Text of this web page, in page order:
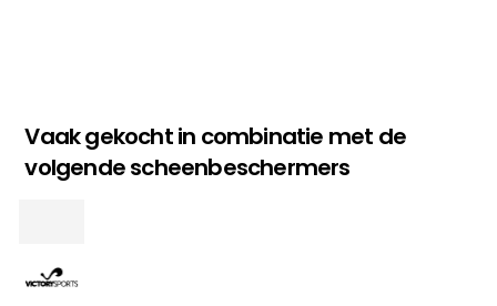
Vaak gekocht in combinatie met de
volgende scheenbeschermers